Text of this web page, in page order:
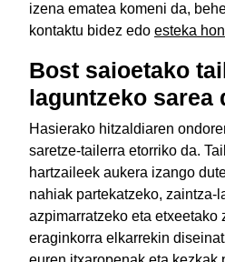
izena ematea komeni da,
kontaktu bidez edo esteka
Bost saioetako
laguntzeko sarea
Hasierako hitzaldiaren
saretze-tailerra etorriko da.
hartzaileek aukera izango
nahiak partekatzeko, zaintza-
azpimarratzeko eta etxeetako
eraginkorra elkarrekin